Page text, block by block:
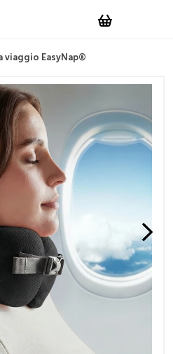
Account
WishList
viaggio EasyNap®